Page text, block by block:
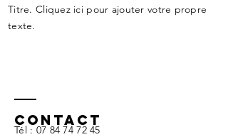
Titre. Cliquez ici pour ajouter votre propre
texte.
Contact
Tél : 07 84 74 72 45